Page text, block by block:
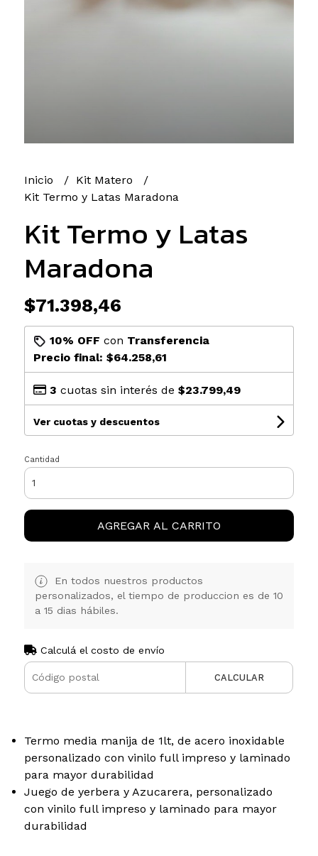
Inicio
Kit Matero
Kit Termo y Latas Maradona
Kit Termo y Latas
Maradona
$71.398,46
10% OFF con Transferencia
Precio final: $64.258,61
3 cuotas sin interés de $23.799,49
Ver cuotas y descuentos
Cantidad
AGREGAR AL CARRITO
En todos nuestros productos
personalizados, el tiempo de produccion es de 10
a 15 dias hábiles.
Calculá el costo de envío
CALCULAR
Termo media manija de 1lt, de acero inoxidable
personalizado con vinilo full impreso y laminado
para mayor durabilidad
Juego de yerbera y Azucarera, personalizado
con vinilo full impreso y laminado para mayor
durabilidad